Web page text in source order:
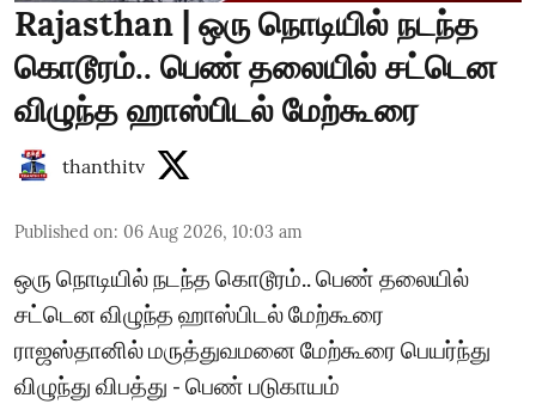
Rajasthan | ஒரு நொடியில் நடந்த
கொடூரம்.. பெண் தலையில் சட்டென
விழுந்த ஹாஸ்பிடல் மேற்கூரை
thanthitv
Published on: 06 Aug 2026, 10:03 am
ஒரு நொடியில் நடந்த கொடூரம்.. பெண் தலையில்
சட்டென விழுந்த ஹாஸ்பிடல் மேற்கூரை
ராஜஸ்தானில் மருத்துவமனை மேற்கூரை பெயர்ந்து
விழுந்து விபத்து - பெண் படுகாயம்